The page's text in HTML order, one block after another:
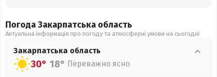
Погода Закарпатська область
Актуальна інформація про погоду та атмосферні умови на сьогодні
Закарпатська область
30° 18° Переважно ясно